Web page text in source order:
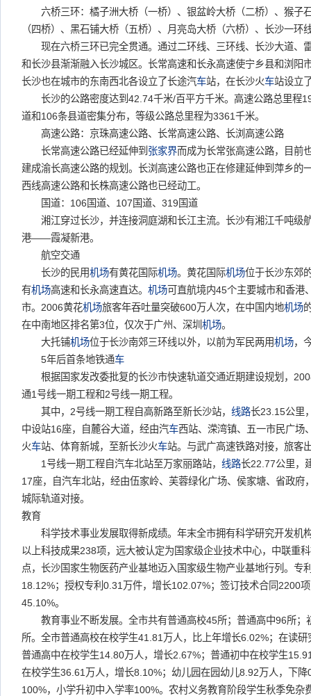
六桥三环：橘子洲大桥（一桥）、银盆岭大桥（二桥）、猴子
（四桥）、黑石铺大桥（五桥）、月亮岛大桥（六桥）、长沙一环
现在六桥三环已完全贯通。通过二环线、三环线、长沙大道、
和长沙县渐渐融入长沙城区。长常高速和长永高速使宁乡县和浏阳
长沙也在城市的东南西北各设立了长途汽车站，在长沙火车站设立
长沙的公路密度达到42.74千米/百平方千米。高速公路总里程
道和106条县道密集分布，等级公路总里程为3361千米。
高速公路：京珠高速公路、长常高速公路、长浏高速公路
长常高速公路已经延伸到 张家界而成为长常张高速公路，目前
建成渝长高速公路的规划。长浏高速公路也正在修建延伸到萍乡的
西线高速公路和长株高速公路也已经动工。
国道：106国道、107国道、319国道
湘江穿过长沙，并连接洞庭湖和长江主流。长沙有湘江千吨级
港——霞凝新港。
航空交通
长沙的民用机场有黄花国际机场。黄花国际机场位于长沙东郊
有机场高速和长永高速直达。 机场可直航境内45个主要城市和香港
市。2006黄花机场旅客年吞吐量突破600万人次，在中国内地机场
在中南地区排名第3位，仅次于广州、深圳 机场。
大托铺机场位于长沙南郊三环线以外，以前为军民两用机场，
5年后首条地铁通车
根据国家发改委批复的长沙市快速轨道交通近期建设规划，
通1号线一期工程和2号线一期工程。
其中，2号线一期工程自高新路至新长沙站， 线路长23.15公里
中设站16座，自麓谷大道，经由汽车西站、溁湾镇、五一市民广场
火车站、体育新城，至新长沙火车站。与武广高速铁路对接，旅客
1号线一期工程自汽车北站至万家丽路站， 线路长22.77公里，
17座，自汽车北站，经由伍家岭、芙蓉绿化广场、侯家塘、省政府
城际轨道对接。
教育
科学技术事业发展取得新成绩。年末全市拥有科学研究开发机
以上科技成果238项，远大被认定为国家级企业技术中心，中联重
点，长沙国家生物医药产业基地迈入国家级生物产业基地行列。专
18.12%；授权专利0.31万件，增长102.07%；签订技术合同2200
45.10%。
教育事业不断发展。全市共有普通高校45所；普通高中96所；
所。全市普通高校在校学生41.81万人，比上年增长6.02%；在读
普通高中在校学生14.80万人，增长2.67%；普通初中在校学生
在校学生36.61万人，增长8.10%；幼儿园在园幼儿8.92万人，下
100%，小学升初中入学率100%。农村义务教育阶段学生秋季免杂